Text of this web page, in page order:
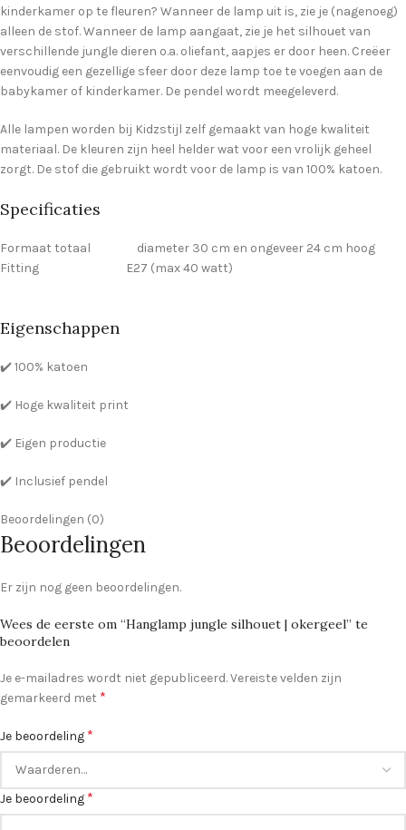
kinderkamer op te fleuren? Wanneer de lamp uit is, zie je (nagenoeg)
alleen de stof. Wanneer de lamp aangaat, zie je het silhouet van
verschillende jungle dieren o.a. oliefant, aapjes er door heen. Creëer
eenvoudig een gezellige sfeer door deze lamp toe te voegen aan de
babykamer of kinderkamer. De pendel wordt meegeleverd.
Alle lampen worden bij Kidzstijl zelf gemaakt van hoge kwaliteit
materiaal. De kleuren zijn heel helder wat voor een vrolijk geheel
zorgt. De stof die gebruikt wordt voor de lamp is van 100% katoen.
Specificaties
Formaat totaal diameter 30 cm en ongeveer 24 cm hoog
Fitting E27 (max 40 watt)
Eigenschappen
✔️ 100% katoen
✔️ Hoge kwaliteit print
✔️ Eigen productie
✔️ Inclusief pendel
Beoordelingen (0)
Beoordelingen
Er zijn nog geen beoordelingen.
Wees de eerste om “Hanglamp jungle silhouet | okergeel” te
beoordelen
Je e-mailadres wordt niet gepubliceerd.Vereiste velden zijn
gemarkeerd met *
Je beoordeling *
Je beoordeling *